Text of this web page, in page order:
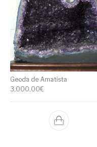
Geoda de Amatista
3.000,00€